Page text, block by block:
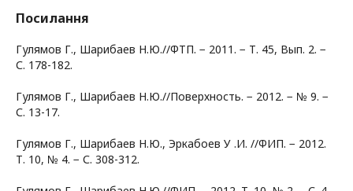
Посилання
Гулямов Г., Шарибаев Н.Ю.//ФТП. − 2011. − Т. 45, Вып. 2. −
С. 178-182.
Гулямов Г., Шарибаев Н.Ю.//Поверхность. − 2012. − № 9. −
С. 13-17.
Гулямов Г., Шарибаев Н.Ю., Эркабоев У .И. //ФИП. − 2012.
Т. 10, № 4. − С. 308-312.